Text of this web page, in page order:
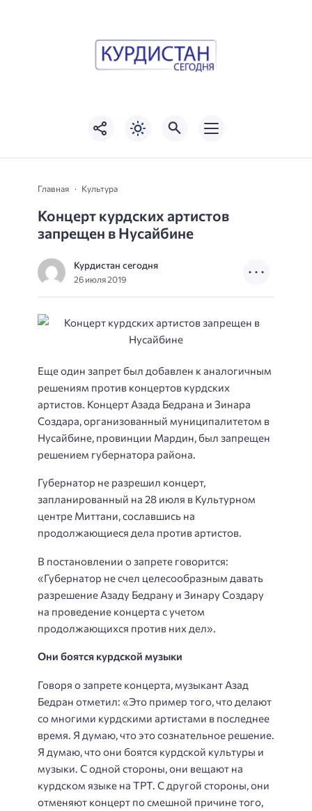
Главная Культура
Концерт курдских артистов
запрещен в Нусайбине
Курдистан сегодня
26 июля 2019
Еще один запрет был добавлен к аналогичным
решениям против концертов курдских
артистов. Концерт Азада Бедрана и Зинара
Создара, организованный муниципалитетом в
Нусайбине, провинции Мардин, был запрещен
решением губернатора района.
Губернатор не разрешил концерт,
запланированный на 28 июля в Культурном
центре Миттани, сославшись на
продолжающиеся дела против артистов.
В постановлении о запрете говорится:
«Губернатор не счел целесообразным давать
разрешение Азаду Бедрану и Зинару Создару
на проведение концерта с учетом
продолжающихся против них дел».
Они боятся курдской музыки
Говоря о запрете концерта, музыкант Азад
Бедран отметил: «Это пример того, что делают
со многими курдскими артистами в последнее
время. Я думаю, что это сознательное решение.
Я думаю, что они боятся курдской культуры и
музыки. С одной стороны, они вещают на
курдском языке на ТРТ. С другой стороны, они
отменяют концерт по смешной причине того,